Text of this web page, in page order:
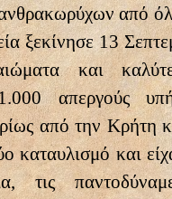
από
ξεκίνησε 13
και
απεργούς
από την Κρήτη
καταυλισμό και
τις